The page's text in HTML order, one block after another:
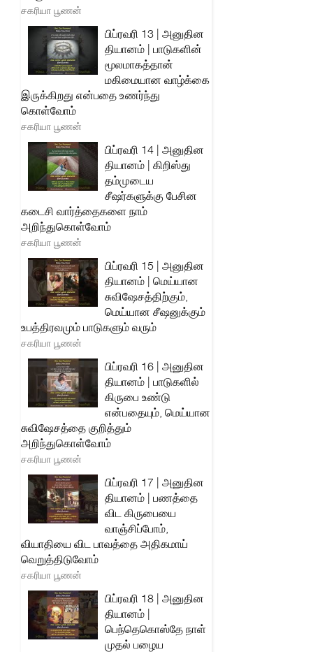
சகரியா பூணன்
பிப்ரவரி 13 | அனுதின
தியானம் | பாடுகளின்
மூலமாகத்தான்
மகிமையான வாழ்க்கை
இருக்கிறது என்பதை உணர்ந்து
கொள்வோம்
சகரியா பூணன்
பிப்ரவரி 14 | அனுதின
தியானம் | கிறிஸ்து
தம்முடைய
சீஷர்களுக்கு பேசின
கடைசி வார்த்தைகளை நாம்
அறிந்துகொள்வோம்
சகரியா பூணன்
பிப்ரவரி 15 | அனுதின
தியானம் | மெய்யான
சுவிஷேசத்திற்கும்,
மெய்யான சீஷனுக்கும்
உபத்திரவமும் பாடுகளும் வரும்
சகரியா பூணன்
பிப்ரவரி 16 | அனுதின
தியானம் | பாடுகளில்
கிருபை உண்டு
என்பதையும், மெய்யான
சுவிஷேசத்தை குறித்தும்
அறிந்துகொள்வோம்
சகரியா பூணன்
பிப்ரவரி 17 | அனுதின
தியானம் | பணத்தை
விட கிருபையை
வாஞ்சிப்போம்,
வியாதியை விட பாவத்தை அதிகமாய்
வெறுத்திடுவோம்
சகரியா பூணன்
பிப்ரவரி 18 | அனுதின
தியானம் |
பெந்தெகொஸ்தே நாள்
முதல் பழைய